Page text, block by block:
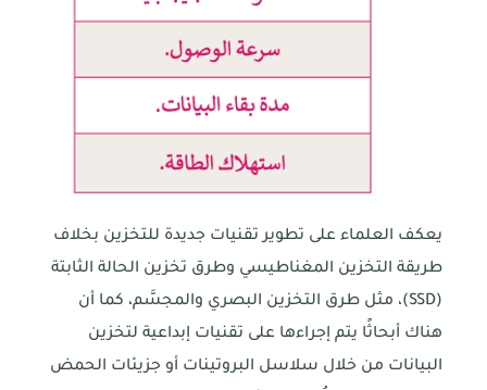
يعكف العلماء على تطوير تقنيات جديدة للتخزين بخلاف
طريقة التخزين المغناطيسي وطرق تخزين الحالة الثابتة
(SSD)، مثل طرق التخزين البصري والمجسَّم، كما أن
هناك أبحاثًا يتم إجراءها على تقنيات إبداعية لتخزين
البيانات من خلال سلاسل البروتينات أو جزيئات الحمض